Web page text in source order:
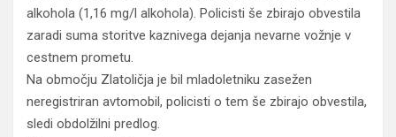
alkohola (1,16 mg/l alkohola). Policisti še zbirajo obvestila
zaradi suma storitve kaznivega dejanja nevarne vožnje v
cestnem prometu.
Na območju Zlatoličja je bil mladoletniku zasežen
neregistriran avtomobil, policisti o tem še zbirajo obvestila,
sledi obdolžilni predlog.